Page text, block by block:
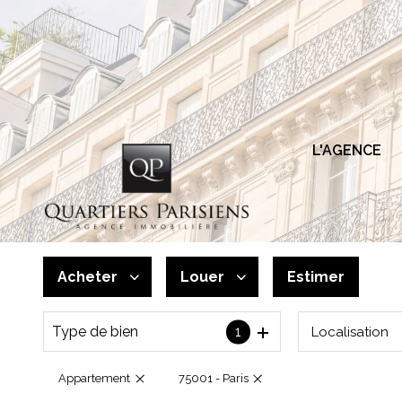
L'AGENCE
Acheter
De l'ancien
Louer
à l'année
Estimer
Type de bien 1 Localisation
Appartement 75001 - Paris